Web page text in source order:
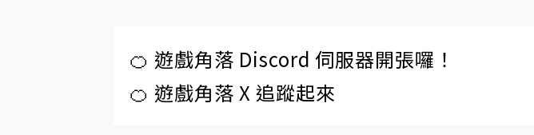
🍊 遊戲角落 Discord 伺服器開張囉！
🍊 遊戲角落 X 追蹤起來